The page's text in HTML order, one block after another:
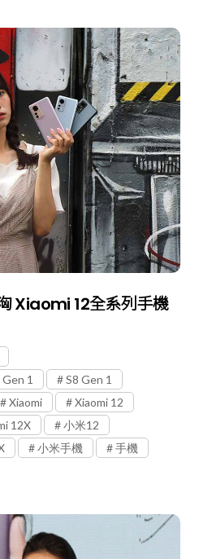
Xiaomi 12全系列手機
1
S8 Gen 1
Xiaomi
Xiaomi 12
12X
小米12
小米手機
手機